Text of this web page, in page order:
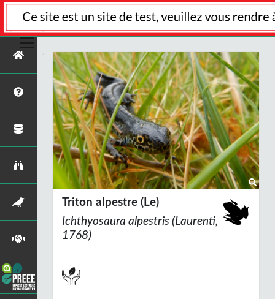
Triton alpestre (Le)
Ichthyosaura alpestris (Laurenti,
1768)